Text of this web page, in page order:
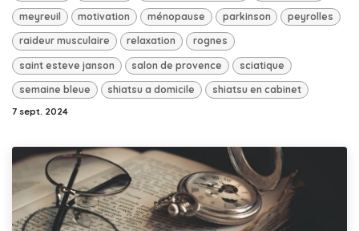
meyreuil motivation ménopause parkinson peyrolles
raideur musculaire relaxation rognes
saint esteve janson salon de provence sciatique
semaine bleue shiatsu a domicile shiatsu en cabinet
7 sept. 2024